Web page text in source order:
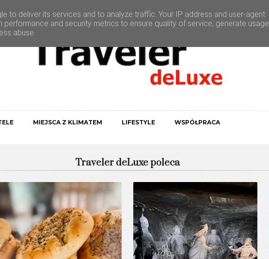
MIEJSCA Z KLIMATEM LIFESTYLE WSPÓŁPRACA
Traveler deLuxe poleca
to deliver its services and to analyze traffic. Your IP address and user-agent
performance and security metrics to ensure quality of service, generate usage
abuse.